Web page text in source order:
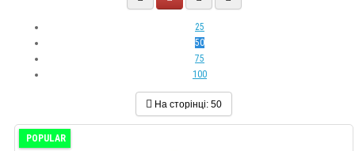
25
50
75
100
На сторінці: 50
POPULAR